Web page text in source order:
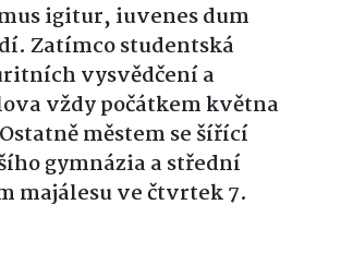
igitur, iuvenes dum
Zatímco studentská
vysvědčení a
vždy počátkem května
městem se šířící
gymnázia a střední
majálesu ve čtvrtek 7.